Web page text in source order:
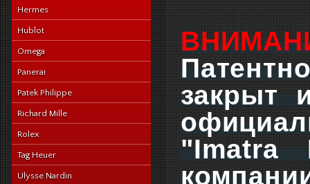
Hermes
Hublot
Omega
Panerai
Patek Philippe
Richard Mille
Rolex
Tag Heuer
Ulysse Nardin
закрыт
"Imatra